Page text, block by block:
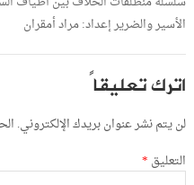
الأسير والضرير إعداد: مراد أمقران
اترك تعليقاً
لن يتم نشر عنوان بريدك الإلكتروني.
التعليق *